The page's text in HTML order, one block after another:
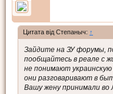
Цитата від Степаныч: ↑
Зайдите на ЗУ форумы,
пообщайтесь в реале с
не понимают
они разговаривают в
Вашу жену принимали во